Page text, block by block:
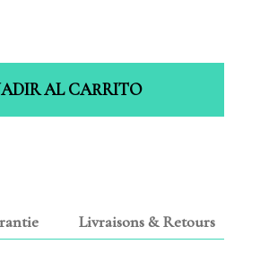
AL CARRITO
Livraisons & Retours